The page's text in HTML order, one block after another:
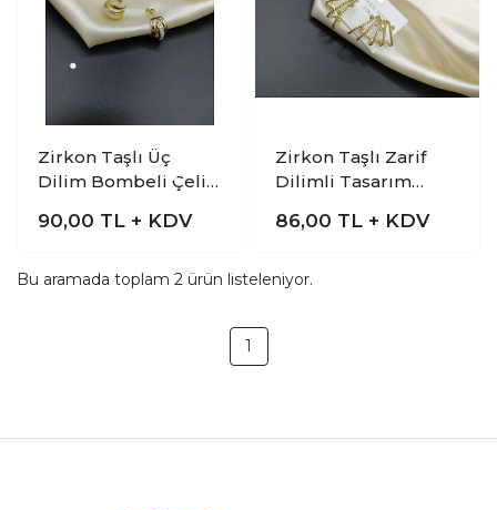
Zirkon Taşlı Üç
Dilim Bombeli Çelik
90,00 TL + KDV
Zirkon Taşlı Zarif
Dilimli Tasarım
86,00 TL + KDV
Bu aramada toplam 2 ürün listeleniyor.
1